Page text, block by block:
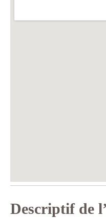
Descriptif de